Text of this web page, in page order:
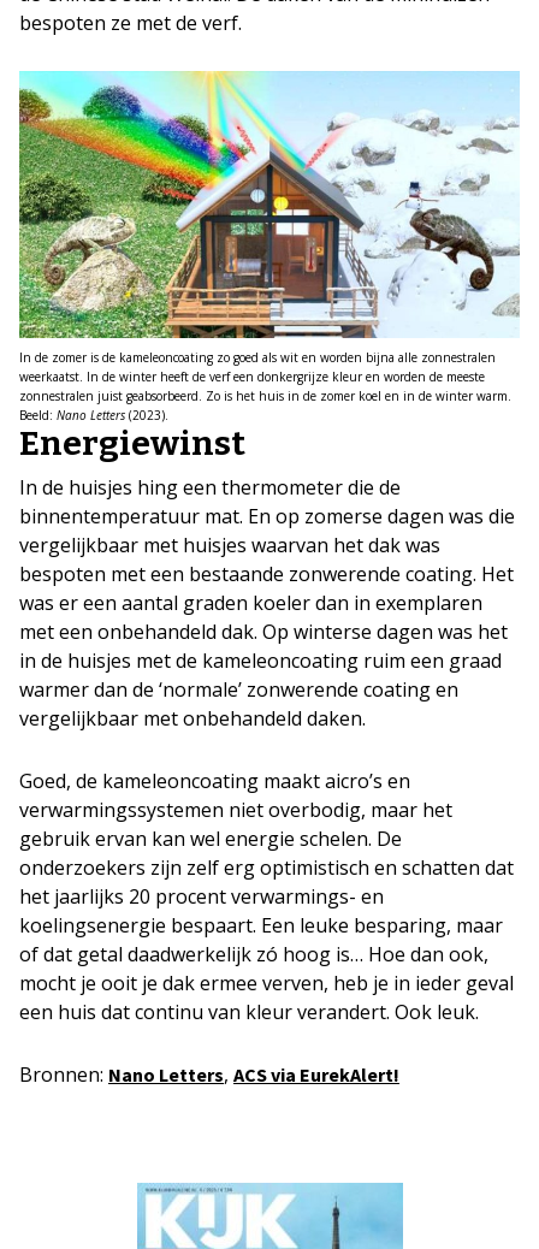
bespoten ze met de verf.
In de zomer is de kameleoncoating zo goed als wit en worden bijna alle zonnestralen
weerkaatst. In de winter heeft de verf een donkergrijze kleur en worden de meeste
zonnestralen juist geabsorbeerd. Zo is het huis in de zomer koel en in de winter warm.
Beeld: Nano Letters (2023).
Energiewinst
In de huisjes hing een thermometer die de
binnentemperatuur mat. En op zomerse dagen was die
vergelijkbaar met huisjes waarvan het dak was
bespoten met een bestaande zonwerende coating. Het
was er een aantal graden koeler dan in exemplaren
met een onbehandeld dak. Op winterse dagen was het
in de huisjes met de kameleoncoating ruim een graad
warmer dan de ‘normale’ zonwerende coating en
vergelijkbaar met onbehandeld daken.
Goed, de kameleoncoating maakt aicro’s en
verwarmingssystemen niet overbodig, maar het
gebruik ervan kan wel energie schelen. De
onderzoekers zijn zelf erg optimistisch en schatten dat
het jaarlijks 20 procent verwarmings- en
koelingsenergie bespaart. Een leuke besparing, maar
of dat getal daadwerkelijk zó hoog is… Hoe dan ook,
mocht je ooit je dak ermee verven, heb je in ieder geval
een huis dat continu van kleur verandert. Ook leuk.
Bronnen: Nano Letters, ACS via EurekAlert!